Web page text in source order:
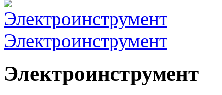
Электроинструмент
Электроинструмент